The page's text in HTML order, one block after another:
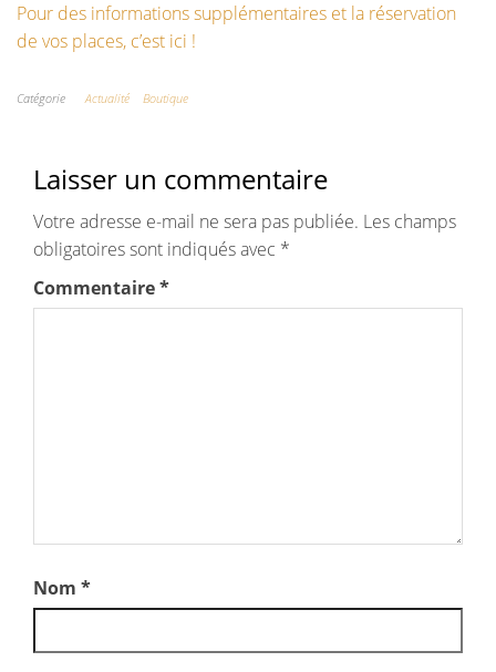
Pour des informations supplémentaires et la réservation
de vos places, c’est ici !
Catégorie Actualité Boutique
Laisser un commentaire
Votre adresse e-mail ne sera pas publiée. Les champs
obligatoires sont indiqués avec *
Commentaire*
Nom *